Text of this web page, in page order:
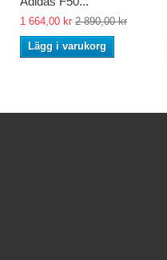
1 664,00 kr 2 890,00 kr
Lägg i varukorg